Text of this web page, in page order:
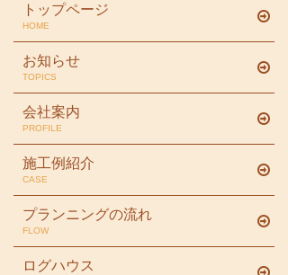
トップページ
HOME
お知らせ
TOPICS
会社案内
PROFILE
施工例紹介
CASE
プランニングの流れ
FLOW
ログハウス